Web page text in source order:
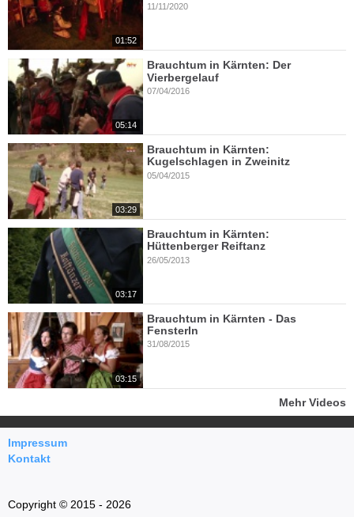
01:52
11/11/2020
05:14
Brauchtum in Kärnten: Der
Vierbergelauf
07/04/2016
03:29
Brauchtum in Kärnten:
Kugelschlagen in Zweinitz
05/04/2015
03:17
Brauchtum in Kärnten:
Hüttenberger Reiftanz
26/05/2013
03:15
Brauchtum in Kärnten - Das
Fensterln
31/08/2015
Mehr Videos
Impressum
Kontakt
Copyright © 2015 - 2026